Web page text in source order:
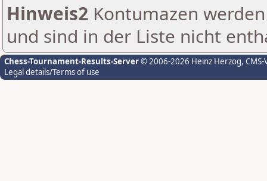
Hinweis2 Kontumazen
und sind in der Liste nicht
Chess-Tournament-Results-Server© 2006-2026 Heinz Herzog,
Legal details/Terms of use